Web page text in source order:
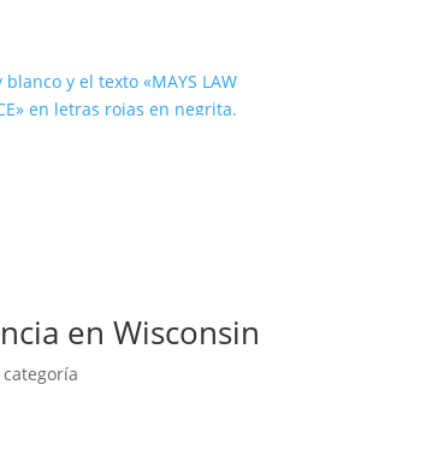
en Wisconsin
categoría